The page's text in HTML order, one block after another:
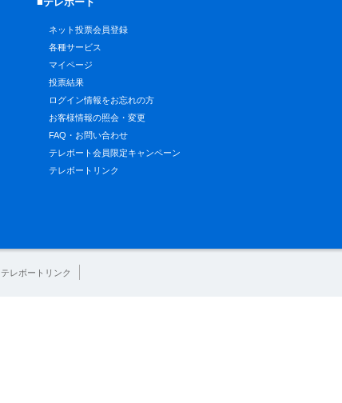
ネット投票会員登録
各種サービス
マイページ
投票結果
ログイン情報をお忘れの方
お客様情報の照会・変更
FAQ・お問い合わせ
テレボート会員限定キャンペーン
テレボートリンク
テレボートリンク